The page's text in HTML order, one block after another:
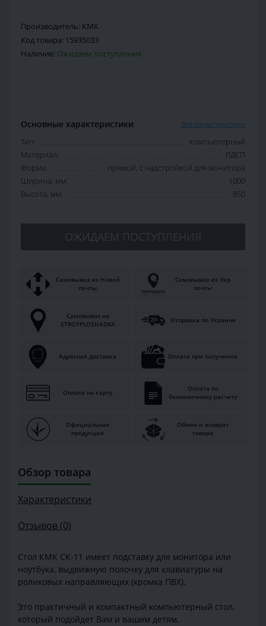
Производитель: КМК
Код товара: 15935033
Наличие: Ожидаем поступления
Основные характеристики Все характеристики
Тип:
компьютерный
Материал:
ЛДСП
Форма:
прямой, с надстройкой для монитора
Ширина, мм:
1000
Высота, мм:
850
ОЖИДАЕМ ПОСТУПЛЕНИЯ
Самовывоз из Новой
почты
Самовывоз из Укр
почты
Самовывоз из
STROYPLOSHADKA
Отправка по Украине
Адресная доставка Оплата при получении
Оплата на карту
Оплата по
безналичному расчету
Официальная
продукция
Обмен и возврат
товара
Обзор товара
Характеристики
Отзывов (0)
Стол КМК СК-11 имеет подставку для монитора или
ноутбука, выдвижную полочку для клавиатуры на
роликовых направляющих (кромка ПВХ).
Это практичный и компактный компьютерный стол,
который подойдет Вам и вашим детям.